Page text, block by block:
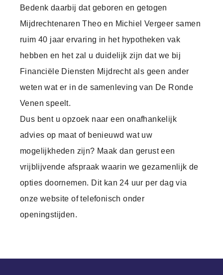
Bedenk daarbij dat geboren en getogen
Mijdrechtenaren Theo en Michiel Vergeer samen
ruim 40 jaar ervaring in het hypotheken vak
hebben en het zal u duidelijk zijn dat we bij
Financiële Diensten Mijdrecht als geen ander
weten wat er in de samenleving van De Ronde
Venen speelt.
Dus bent u opzoek naar een onafhankelijk
advies op maat of benieuwd wat uw
mogelijkheden zijn? Maak dan gerust een
vrijblijvende afspraak waarin we gezamenlijk de
opties doornemen. Dit kan 24 uur per dag via
onze website of telefonisch onder
openingstijden.